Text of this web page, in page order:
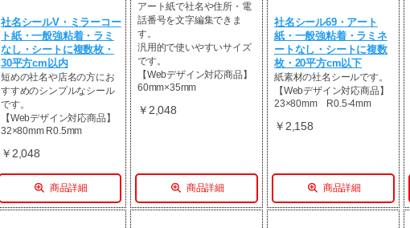
社名シールV・ミラーコー
ト紙・一般強粘着・ラミ
なし・シートに複数枚・
30平方cm以内
短めの社名や店名の方にお
すすめのシンプルなシール
です。
【Webデザイン対応商品】
32×80mm R0.5mm
￥2,048
商品詳細
アート紙で社名や住所・電
話番号を文字編集できま
す。
汎用的で使いやすいサイズ
です。
【Webデザイン対応商品】
60mm×35mm
￥2,048
商品詳細
社名シール69・アート
紙・一般強粘着・ラミネ
ートなし・シートに複数
枚・20平方cm以下
紙素材の社名シールです。
【Webデザイン対応商品】
23×80mm R0.5-4mm
￥2,158
商品詳細